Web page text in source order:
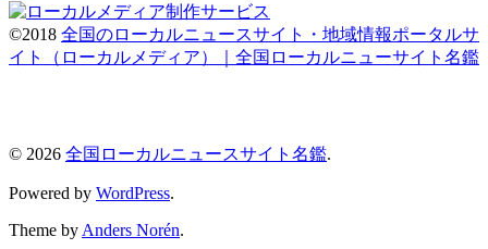
©2018 全国のローカルニュースサイト・地域情報ポータルサ
イト（ローカルメディア）｜全国ローカルニューサイト名鑑
© 2026 全国ローカルニュースサイト名鑑.
Powered by WordPress.
Theme by Anders Norén.